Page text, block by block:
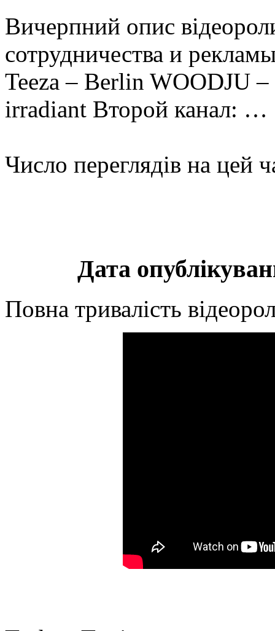
Вичерпний опис
сотрудничества и
Teeza – Berlin WOODJU
irradiant Второй канал: …
Число переглядів на цей
Дата
Повна тривалість